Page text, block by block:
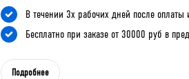
В течении 3х рабочих дней после оплаты
Бесплатно при заказе от 30000 руб в
Подробнее